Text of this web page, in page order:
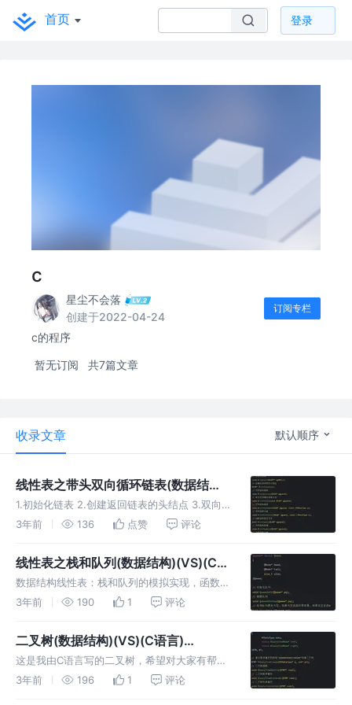
首页 登录
c
星尘不会落
创建于2022-04-24
订阅专栏
c的程序
暂无订阅 共7篇文章
收录文章 默认顺序
线性表之带头双向循环链表(数据结构)
(VS)(C语言)
(DoubleCircularGuardList)
1.初始化链表 2.创建返回链表的头结点 3.双向
链表销毁 4.带头双向循环链表打印 5.双向链表
向链表尾删 9.双向链表头删 10.返回链表中的数
3年前 136 点赞 评论
线性表之栈和队列(数据结构)(VS)(C语
言)(stack and Queue)
数据结构线性表：栈和队列的模拟实现，函数
有： 1.初始化队列 2.销毁队列 3.检测队列是否
4.等等
3年前 190 1 评论
二叉树(数据结构)(VS)(C语言)
(BinaryTree)
这是我由C语言写的二叉树，希望对大家有帮
助，函数有： 1.通过前序遍历的数
3年前 196 1 评论